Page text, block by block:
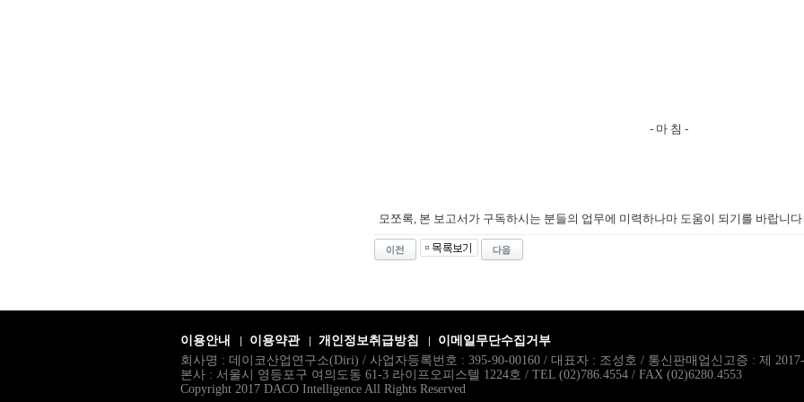
- 마 침 -
모쪼록, 본 보고서가 구독하시는 분들의 업무에 미력하나마 도움이 되기를 바랍니다
이용안내 이용약관 개인정보취급방침
이메일무단수집거부
회사명 : 데이코산업연구소(Diri) / 사업자등록번호 : 395-90-00160 / 대표자 : 조성호 / 통신판매업신고증 : 제
본사 : 서울시 영등포구 여의도동 61-3 라이프오피스텔 1224호 / TEL (02)786.4554 / FAX (02)6280.4553
Copyright 2017 DACO Intelligence All Rights Reserved